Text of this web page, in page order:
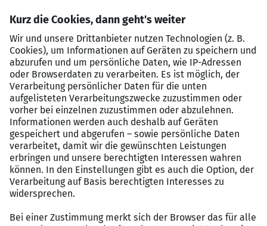
Analytisches Denkvermögen, eine strukturierte
Arbeitsweise und ausgeprägte
Kommunikationsstärke auf Augenhöhe
Ihre Vorteile
Sie durchlaufen unseren exklusiven
Bewerbungsprozess und werden direkt fest und
unbefristet von unserem Mandanten in Zwickau
eingestellt.
mit den echten Anforderungen des Kunden ab